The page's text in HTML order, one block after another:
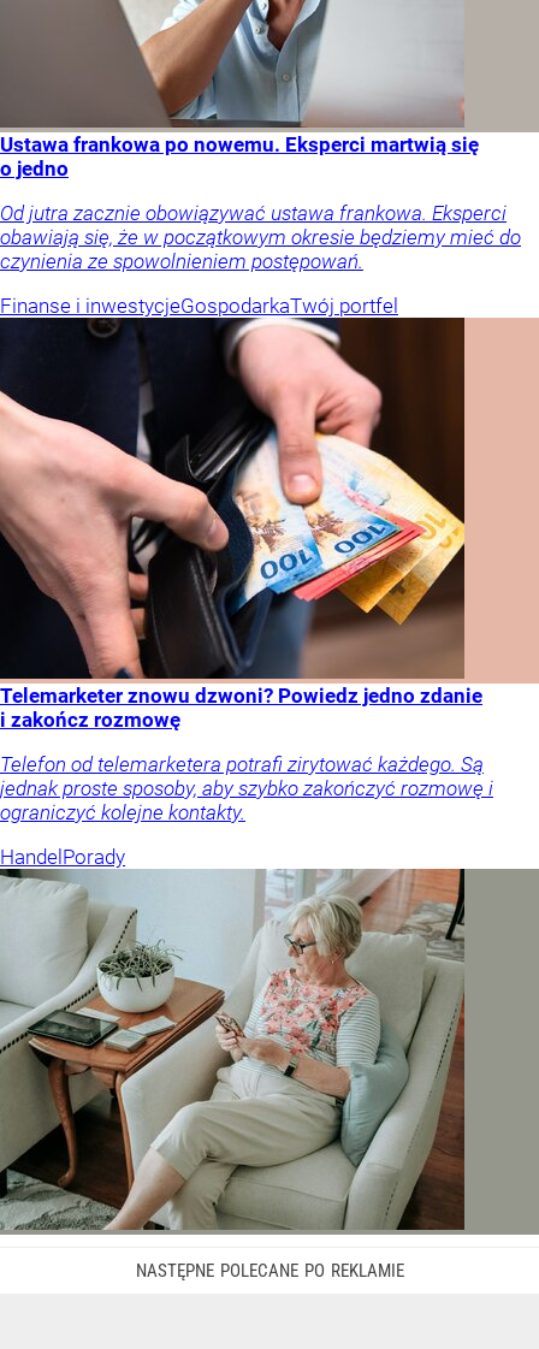
Ustawa frankowa po nowemu. Eksperci martwią się
o jedno
Od jutra zacznie obowiązywać ustawa frankowa. Eksperci
obawiają się, że w początkowym okresie będziemy mieć do
czynienia ze spowolnieniem postępowań.
Finanse i inwestycjeGospodarkaTwój portfel
Telemarketer znowu dzwoni? Powiedz jedno zdanie
i zakończ rozmowę
Telefon od telemarketera potrafi zirytować każdego. Są
jednak proste sposoby, aby szybko zakończyć rozmowę i
ograniczyć kolejne kontakty.
Handel Porady